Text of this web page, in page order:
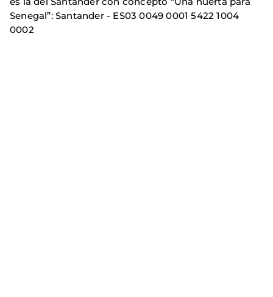
Senegal”: Santander - ES03 0049 0001 5422 1004
0002